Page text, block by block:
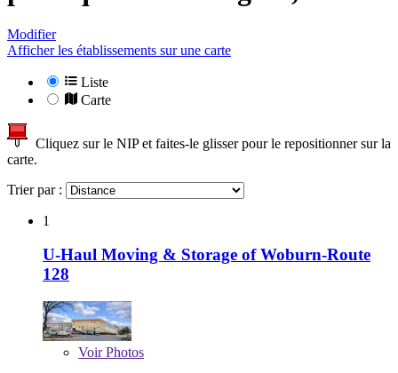
Modifier
Afficher les établissements sur une carte
Liste
Carte
Cliquez sur le NIP et faites-le glisser pour le repositionner sur la
carte.
Trier par :
1
U-Haul Moving & Storage of Woburn-Route
128
VoirPhotos